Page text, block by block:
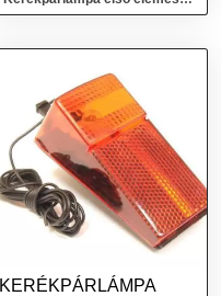
9LED 55102201
KERÉKPÁRLÁMPA